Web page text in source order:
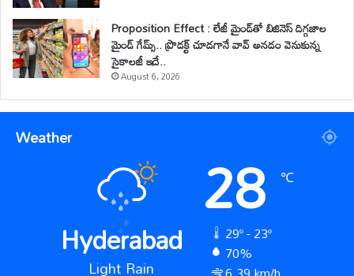
Proposition Effect : లేజీ మైండ్‌తో బిజినెస్ దిగ్గజాల
మైండ్ గేమ్స్.. ప్రొడక్ట్ చూడగానే వావ్ అనడం వెనుకున్న
సైకాలజీ ఇదే..
August 6, 2026
Weather
Hyderabad
Light Rain
28 ℃
29º - 23º
70%